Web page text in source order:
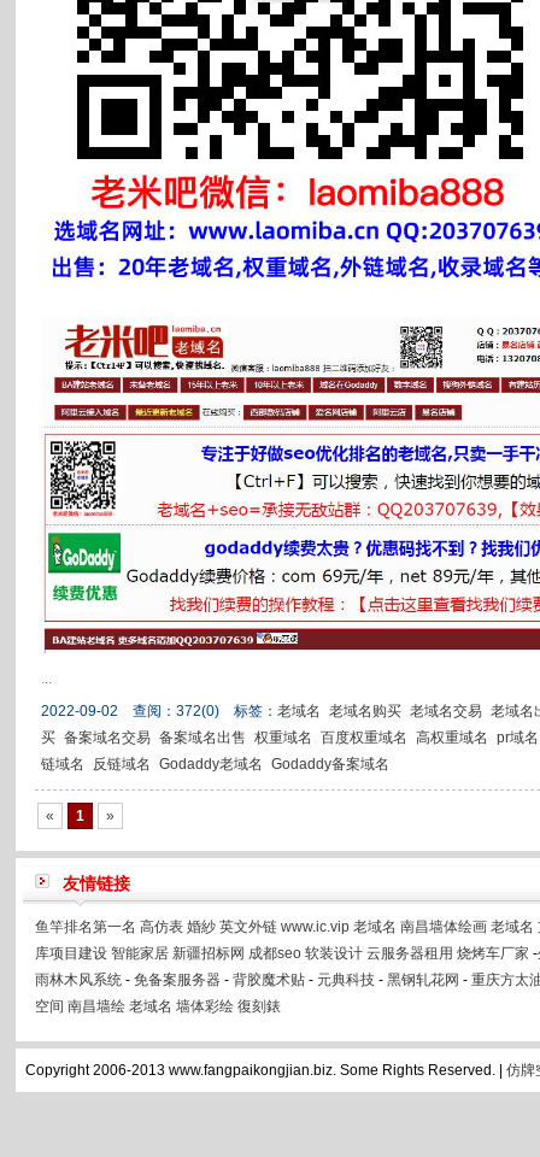
...
2022-09-02 查阅： 372(0) 标签： 老域名 老域名购买 老域名交易 老域名
买 备案域名交易 备案域名出售 权重域名 百度权重域名 高权重域名
pr域名
链域名
反链域名 Godaddy老域名 Godaddy备案域名
« 1 »
友情链接
鱼竿排名第一名 高仿表 婚紗 英文外链 www.ic.vip 老域名 南昌墙体绘画 老域名
库项目建设 智能家居 新疆招标网 成都seo 软装设计 云服务器租用 烧烤车厂家 -
雨林木风系统- 免备案服务器- 背胶魔术贴- 元典科技- 黑钢轧花网 - 重庆方太
空间 南昌墙绘 老域名 墙体彩绘 復刻錶
Copyright 2006-2013 www.fangpaikongjian.biz. Some Rights Reserved. | 仿牌